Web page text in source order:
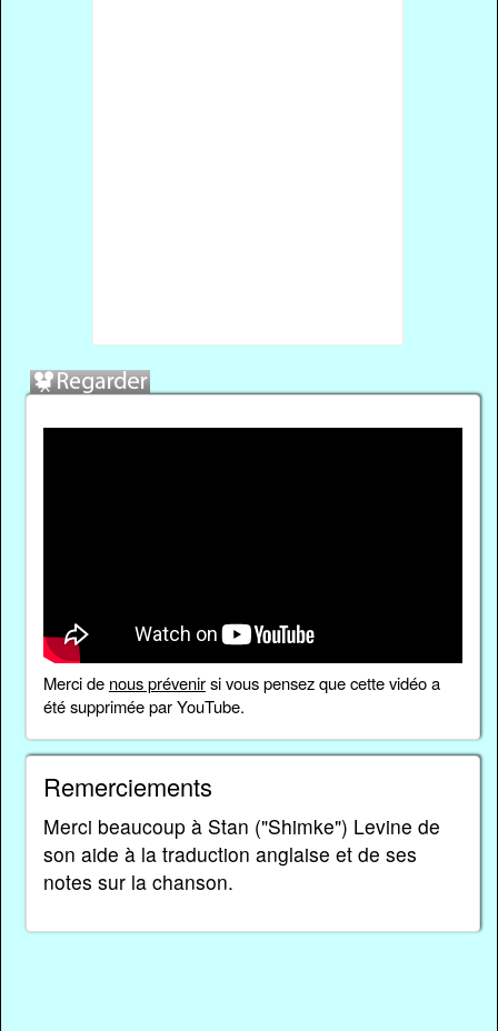
Merci de nous prévenirsi vous pensez que cette vidéo a
été supprimée par YouTube.
Remerciements
Merci beaucoup à Stan ("Shimke") Levine de
son aide à la traduction anglaise et de ses
notes sur la chanson.